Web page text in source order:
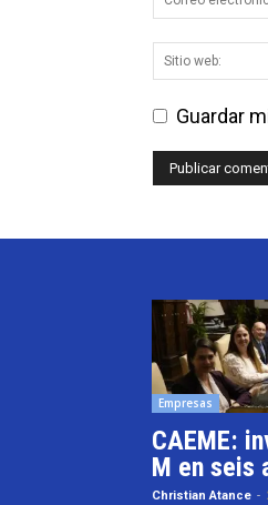
Guardar
Empresas
CAEME:
M en seis
Christian Atance -